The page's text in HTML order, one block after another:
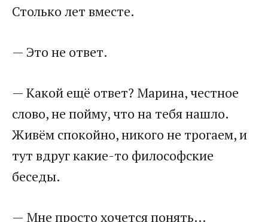
Столько лет вместе.
— Это не ответ.
— Какой ещё ответ? Марина, честное
слово, не пойму, что на тебя нашло.
Живём спокойно, никого не трогаем, и
тут вдруг какие-то философские
беседы.
— Мне просто хочется понять…